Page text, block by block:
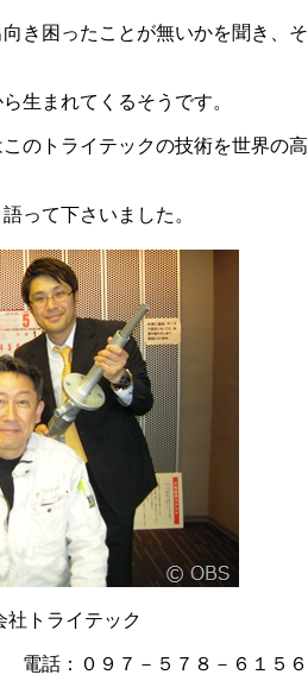
き困ったことが無いかを聞き、そ
生まれてくるそうです。
のトライテックの技術を世界の高
って下さいました。
社トライテック
：０９７－５７８－６１５６